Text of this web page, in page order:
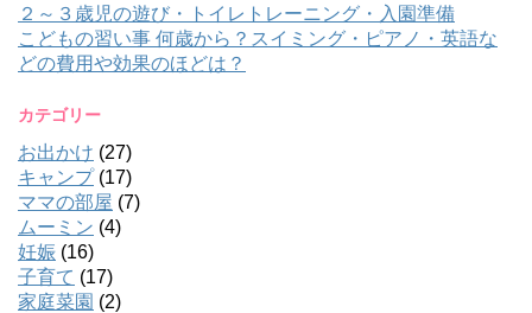
２～３歳児の遊び・トイレトレーニング・入園準備
こどもの習い事 何歳から？スイミング・ピアノ・英語な
どの費用や効果のほどは？
カテゴリー
お出かけ (27)
キャンプ(17)
ママの部屋 (7)
ムーミン (4)
妊娠 (16)
子育て (17)
家庭菜園 (2)